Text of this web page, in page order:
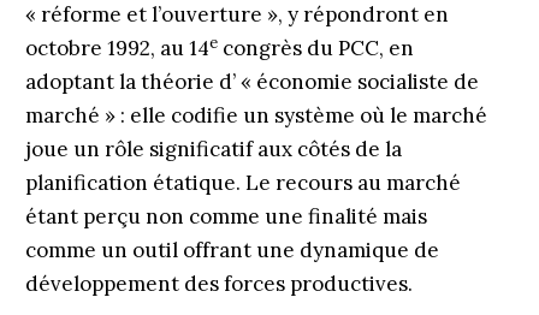
« réforme et l’ouverture », y répondront en
octobre 1992, au 14econgrès du PCC, en
adoptant la théorie d’ « économie socialiste de
marché » : elle codifie un système où le marché
joue un rôle significatif aux côtés de la
planification étatique. Le recours au marché
étant perçu non comme une finalité mais
comme un outil offrant une dyna­mique de
développement des forces productives.